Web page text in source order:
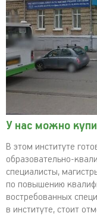
У нас можно
В этом институте
образовательно-
специалисты,
по повышению
востребованных
в институте, стоит